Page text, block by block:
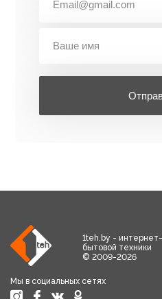
1teh.by -
бытовой техники
© 2009-2026
Мы в социальных сетях